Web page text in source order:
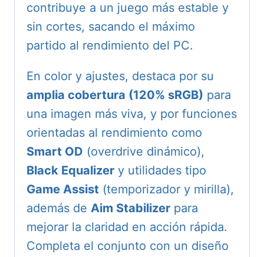
contribuye a un juego más estable y
sin cortes, sacando el máximo
partido al rendimiento del PC.
En color y ajustes, destaca por su
amplia cobertura (120% sRGB) para
una imagen más viva, y por funciones
orientadas al rendimiento como
Smart OD (overdrive dinámico),
Black Equalizer y utilidades tipo
Game Assist (temporizador y mirilla),
además de Aim Stabilizer para
mejorar la claridad en acción rápida.
Completa el conjunto con un diseño